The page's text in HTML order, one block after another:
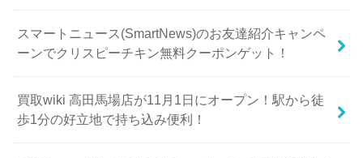
スマートニュース(SmartNews)のお友達紹介キャンペ
ーンでクリスピーチキン無料クーポンゲット！
買取wiki 高田馬場店が11月1日にオープン！駅から徒
歩1分の好立地で持ち込み便利！